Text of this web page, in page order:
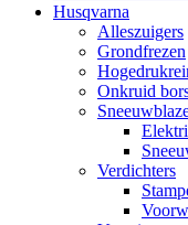
Husqvarna
Alleszuigers
Grondfrezen
Onkruid
Verdichters